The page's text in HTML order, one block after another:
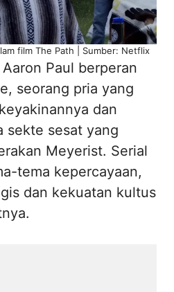
film The Path | Sumber: Netflix
Paul berperan
seorang pria yang
dan
sekte sesat yang
Meyerist. Serial
tema kepercayaan,
dan kekuatan kultus